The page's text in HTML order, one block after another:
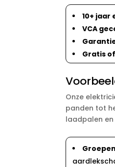
10+ jaar
VCA
Gratis
Onze
panden tot
laadpalen